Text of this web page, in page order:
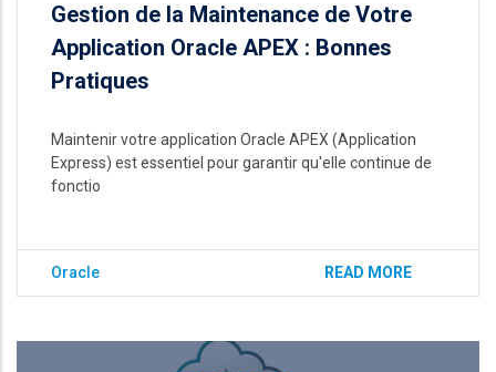
Gestion de la Maintenance de Votre
Application Oracle APEX : Bonnes
Pratiques
Maintenir votre application Oracle APEX (Application
Express) est essentiel pour garantir qu'elle continue de
fonctio
Oracle READ MORE